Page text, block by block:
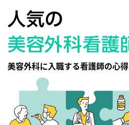
美容外科に入職する看護師の心得